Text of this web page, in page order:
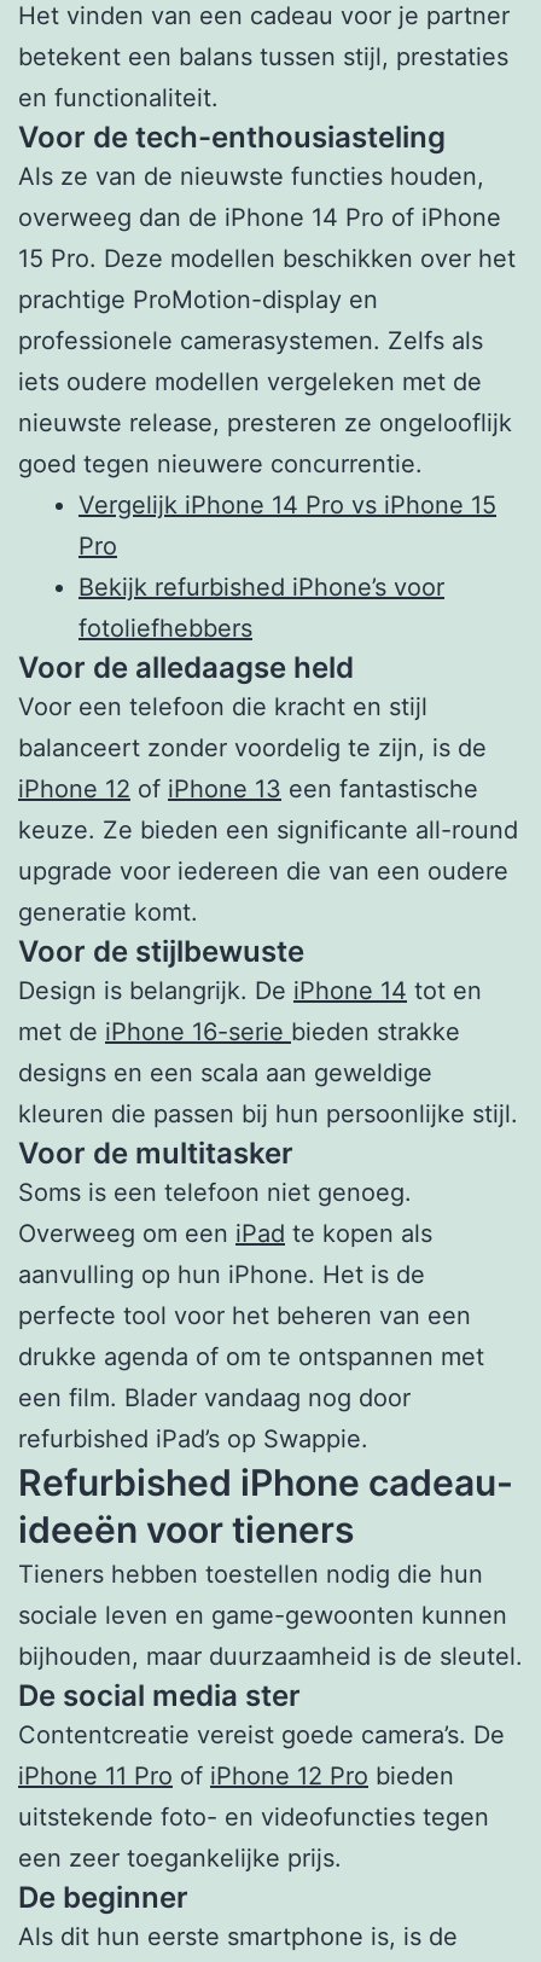
Het vinden van een cadeau voor je partner
betekent een balans tussen stijl, prestaties
en functionaliteit.
Voor de tech-enthousiasteling
Als ze van de nieuwste functies houden,
overweeg dan de iPhone 14 Pro of iPhone
15 Pro. Deze modellen beschikken over het
prachtige ProMotion-display en
professionele camerasystemen. Zelfs als
iets oudere modellen vergeleken met de
nieuwste release, presteren ze ongelooflijk
goed tegen nieuwere concurrentie.
Vergelijk iPhone 14 Pro vs iPhone 15
Pro
Bekijk refurbished iPhone’s voor
fotoliefhebbers
Voor de alledaagse held
Voor een telefoon die kracht en stijl
balanceert zonder voordelig te zijn, is de
iPhone 12 of iPhone 13 een fantastische
keuze. Ze bieden een significante all-round
upgrade voor iedereen die van een oudere
generatie komt.
Voor de stijlbewuste
Design is belangrijk. De iPhone 14 tot en
met de iPhone 16-serie bieden strakke
designs en een scala aan geweldige
kleuren die passen bij hun persoonlijke stijl.
Voor de multitasker
Soms is een telefoon niet genoeg.
Overweeg om een iPad te kopen als
aanvulling op hun iPhone. Het is de
perfecte tool voor het beheren van een
drukke agenda of om te ontspannen met
een film. Blader vandaag nog door
refurbished iPad’s op Swappie.
Refurbished iPhone cadeau-
ideeën voor tieners
Tieners hebben toestellen nodig die hun
sociale leven en game-gewoonten kunnen
bijhouden, maar duurzaamheid is de sleutel.
De social media ster
Contentcreatie vereist goede camera’s. De
iPhone 11 Pro of iPhone 12 Pro bieden
uitstekende foto- en videofuncties tegen
een zeer toegankelijke prijs.
De beginner
Als dit hun eerste smartphone is, is de